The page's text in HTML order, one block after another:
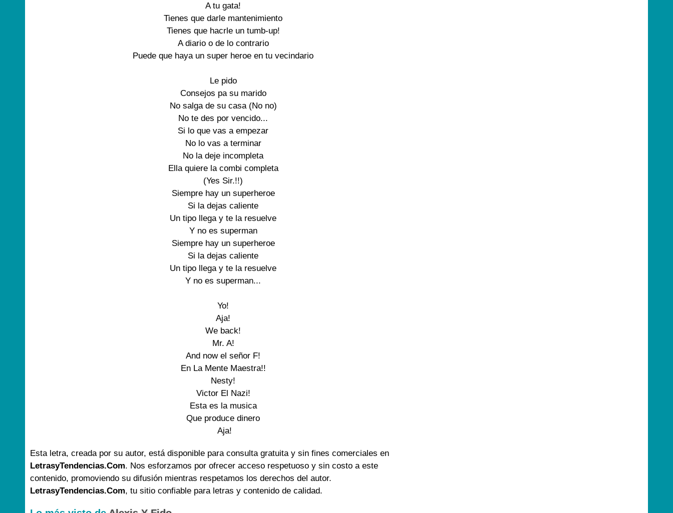
A tu gata!
Tienes que darle mantenimiento
Tienes que hacrle un tumb-up!
A diario o de lo contrario
Puede que haya un super heroe en tu vecindario
Le pido
Consejos pa su marido
No salga de su casa (No no)
No te des por vencido...
Si lo que vas a empezar
No lo vas a terminar
No la deje incompleta
Ella quiere la combi completa
(Yes Sir.!!)
Siempre hay un superheroe
Si la dejas caliente
Un tipo llega y te la resuelve
Y no es superman
Siempre hay un superheroe
Si la dejas caliente
Un tipo llega y te la resuelve
Y no es superman...
Yo!
Aja!
We back!
Mr. A!
And now el señor F!
En La Mente Maestra!!
Nesty!
Victor El Nazi!
Esta es la musica
Que produce dinero
Aja!
Esta letra, creada por su autor, está disponible para consulta gratuita y sin fines comerciales en
LetrasyTendencias.Com. Nos esforzamos por ofrecer acceso respetuoso y sin costo a este
contenido, promoviendo su difusión mientras respetamos los derechos del autor.
LetrasyTendencias.Com, tu sitio confiable para letras y contenido de calidad.